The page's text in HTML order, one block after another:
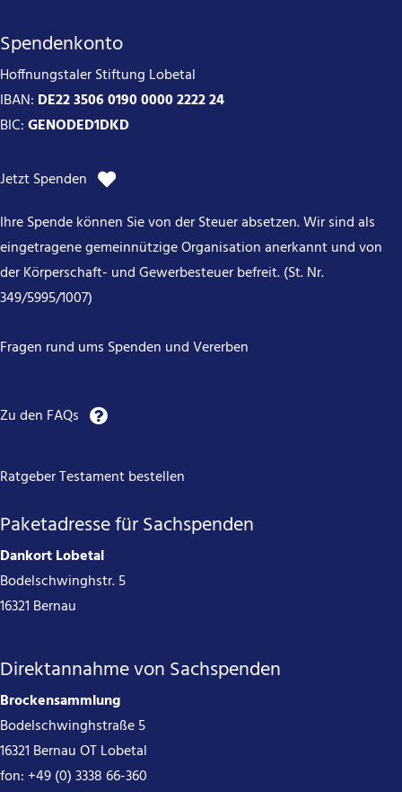
Spendenkonto
Hoffnungstaler Stiftung Lobetal
IBAN: DE22 3506 0190 0000 2222 24
BIC: GENODED1DKD
Jetzt Spenden
Ihre Spende können Sie von der Steuer absetzen. Wir sind als
eingetragene gemeinnützige Organisation anerkannt und von
der Körperschaft- und Gewerbesteuer befreit. (St. Nr.
349/5995/1007)
Fragen rund ums Spenden und Vererben
Zu den FAQs
Ratgeber Testament bestellen
Paketadresse für Sachspenden
Dankort Lobetal
Bodelschwinghstr. 5
16321 Bernau
Direktannahme von Sachspenden
Brockensammlung
Bodelschwinghstraße 5
16321 Bernau OT Lobetal
fon: +49 (0) 3338 66-360